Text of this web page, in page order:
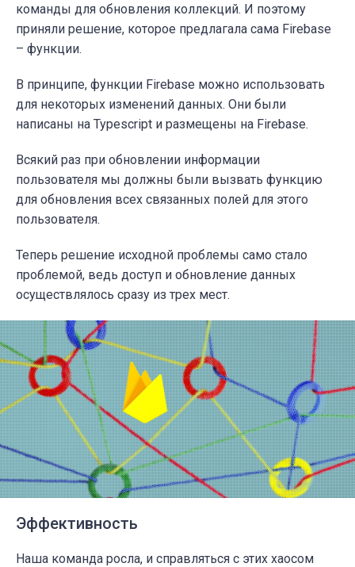
команды для обновления коллекций. И поэтому
приняли решение, которое предлагала сама Firebase
– функции.
В принципе, функции Firebase можно использовать
для некоторых изменений данных. Они были
написаны на Typescript и размещены на Firebase.
Всякий раз при обновлении информации
пользователя мы должны были вызвать функцию
для обновления всех связанных полей для этого
пользователя.
Теперь решение исходной проблемы само стало
проблемой, ведь доступ и обновление данных
осуществлялось сразу из трех мест.
Эффективность
Наша команда росла, и справляться с этих хаосом